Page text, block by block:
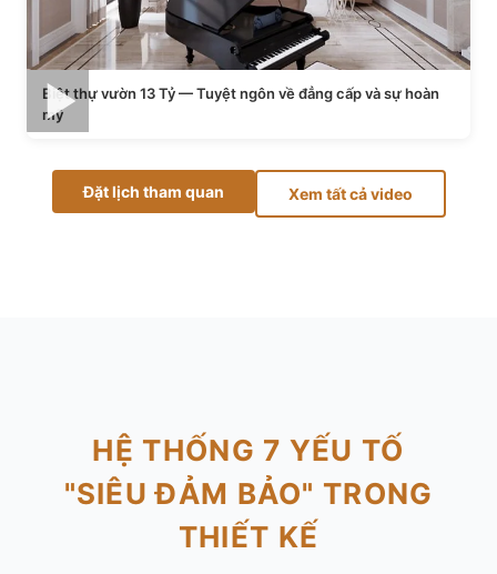
Biệt thự vườn 13 Tỷ — Tuyệt ngôn về đẳng cấp và sự hoàn
mỹ
Đặt lịch tham quan Xem tất cả video
HỆ THỐNG 7 YẾU TỐ
"SIÊU ĐẢM BẢO" TRONG
THIẾT KẾ